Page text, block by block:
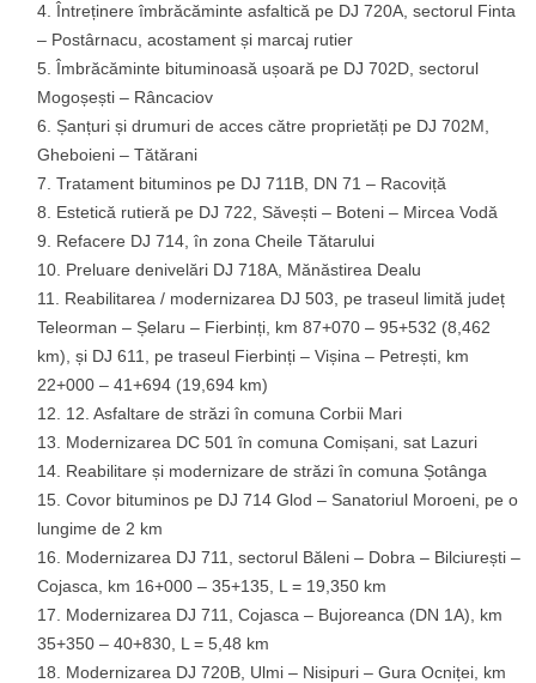
Întreținere îmbrăcăminte asfaltică pe DJ 720A, sectorul Finta
– Postârnacu, acostament și marcaj rutier
Îmbrăcăminte bituminoasă ușoară pe DJ 702D, sectorul
Mogoșești – Râncaciov
Șanțuri și drumuri de acces către proprietăți pe DJ 702M,
Gheboieni – Tătărani
Tratament bituminos pe DJ 711B, DN 71 – Racoviță
Estetică rutieră pe DJ 722, Săvești – Boteni – Mircea Vodă
Refacere DJ 714, în zona Cheile Tătarului
Preluare denivelări DJ 718A, Mănăstirea Dealu
Reabilitarea / modernizarea DJ 503, pe traseul limită județ
Teleorman – Șelaru – Fierbinți, km 87+070 – 95+532 (8,462
km), și DJ 611, pe traseul Fierbinți – Vișina – Petrești, km
22+000 – 41+694 (19,694 km)
12. Asfaltare de străzi în comuna Corbii Mari
Modernizarea DC 501 în comuna Comișani, sat Lazuri
Reabilitare și modernizare de străzi în comuna Șotânga
Covor bituminos pe DJ 714 Glod – Sanatoriul Moroeni, pe o
lungime de 2 km
Modernizarea DJ 711, sectorul Băleni – Dobra – Bilciurești –
Cojasca, km 16+000 – 35+135, L = 19,350 km
Modernizarea DJ 711, Cojasca – Bujoreanca (DN 1A), km
35+350 – 40+830, L = 5,48 km
Modernizarea DJ 720B, Ulmi – Nisipuri – Gura Ocniței, km